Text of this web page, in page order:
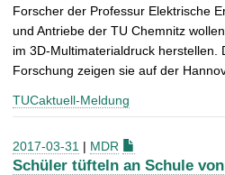
Forscher der Professur Elektrische
und Antriebe der TU Chemnitz
im 3D-Multimaterialdruck herstellen.
Forschung zeigen sie auf der
TUCaktuell-Meldung
2017-03-31 | MDR
Schüler tüfteln an Schule